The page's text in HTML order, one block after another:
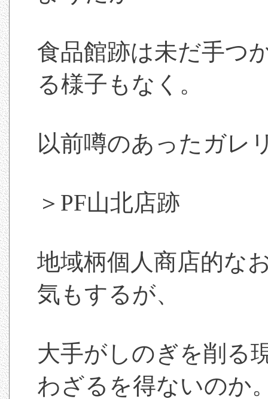
食品館跡は未だ手つ
る様子もなく。
以前噂のあったガレ
＞PF山北店跡
地域柄個人商店的な
気もするが、
大手がしのぎを削る
わざるを得ないのか